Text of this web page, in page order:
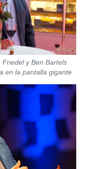
y Ben Bartels
en la pantalla gigante